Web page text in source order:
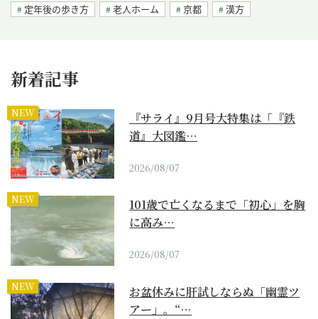
定年後の歩き方
老人ホーム 京都 漢方
新着記事
NEW
『サライ』9月号大特集は「『鉄
道』大図鑑…
2026/08/07
NEW
101歳で亡くなるまで「初心」を胸
に高み…
2026/08/07
NEW
お盆休みに肝試しならぬ「幽霊ツ
アー」。“…